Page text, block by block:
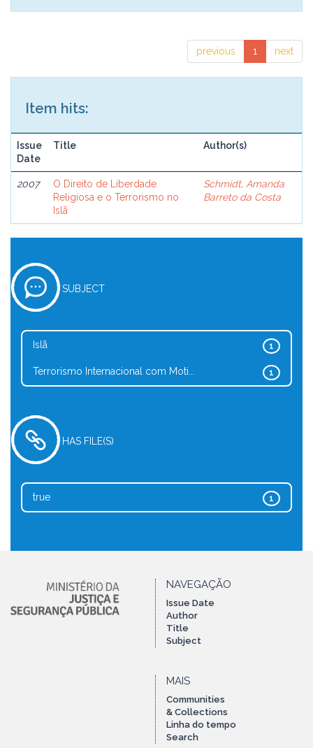
previous 1 next
Item hits:
Issue
Date
Title Author(s)
2007
O Direito de Liberdade
Religiosa e o Terrorismo no
Islã
Schmidt, Amanda
Barreto da Costa
SUBJECT
1
Islã
1
Terrorismo Internacional com Moti...
HAS FILE(S)
1
true
NAVEGAÇÃO
Issue Date
Author
Title
Subject
MAIS
Communities
& Collections
Linha do tempo
Search